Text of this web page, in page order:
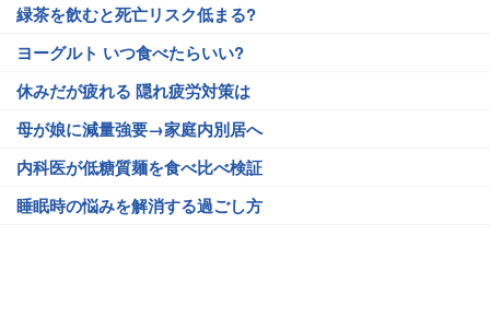
緑茶を飲むと死亡リスク低まる?
ヨーグルト いつ食べたらいい?
休みだが疲れる 隠れ疲労対策は
母が娘に減量強要→家庭内別居へ
内科医が低糖質麺を食べ比べ検証
睡眠時の悩みを解消する過ごし方